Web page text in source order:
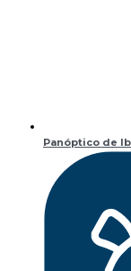
Panóptico de